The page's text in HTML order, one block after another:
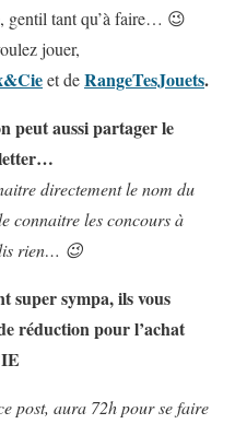
, gentil tant qu’à faire… 😉
jouer,
et deRangeTesJouets.
peut aussi partager le
directement le nom du
connaitre les concours à
rien… 😉
super sympa, ils vous
réduction pour l’achat
post, aura 72h pour se faire